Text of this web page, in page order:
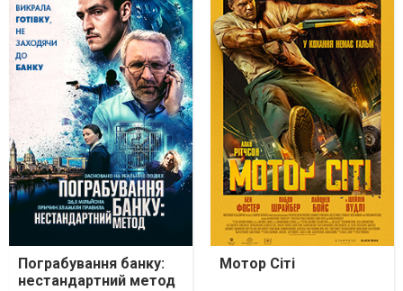
Пограбування банку:
нестандартний метод
Мотор Сіті